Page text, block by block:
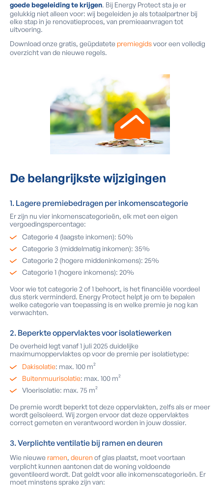
goede begeleiding te krijgen. Bij Energy Protect sta je er
gelukkig niet alleen voor: wij begeleiden je als totaalpartner bij
elke stap in je renovatieproces, van premieaanvragen tot
uitvoering.
Download onze gratis, geüpdatete premiegidsvoor een volledig
overzicht van de nieuwe regels.
De belangrijkste wijzigingen
1. Lagere premiebedragen per inkomenscategorie
Er zijn nu vier inkomenscategorieën, elk met een eigen
vergoedingspercentage:
Categorie 4 (laagste inkomen): 50%
Categorie 3 (middelmatig inkomen): 35%
Categorie 2 (hogere middeninkomens): 25%
Categorie 1 (hogere inkomens): 20%
Voor wie tot categorie 2 of 1 behoort, is het financiële voordeel
dus sterk verminderd. Energy Protect helpt je om te bepalen
welke categorie van toepassing is en welke premie je nog kan
verwachten.
2. Beperkte oppervlaktes voor isolatiewerken
De overheid legt vanaf 1 juli 2025 duidelijke
maximumoppervlaktes op voor de premie per isolatietype:
Dakisolatie: max. 100 m²
Buitenmuurisolatie: max. 100 m²
Vloerisolatie: max. 75 m²
De premie wordt beperkt tot deze oppervlakten, zelfs als er meer
wordt geïsoleerd. Wij zorgen ervoor dat deze oppervlaktes
correct gemeten en verantwoord worden in jouw dossier.
3. Verplichte ventilatie bij ramen en deuren
Wie nieuwe ramen, deuren of glas plaatst, moet voortaan
verplicht kunnen aantonen dat de woning voldoende
geventileerd wordt. Dat geldt voor alle inkomenscategorieën. Er
moet minstens sprake zijn van: